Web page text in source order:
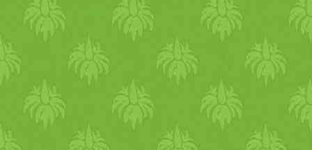
emésztésünk nyáron
gyengébb, így jó ha könnyű
ételeket fogyasztasz. A
reggeli és vacsora a